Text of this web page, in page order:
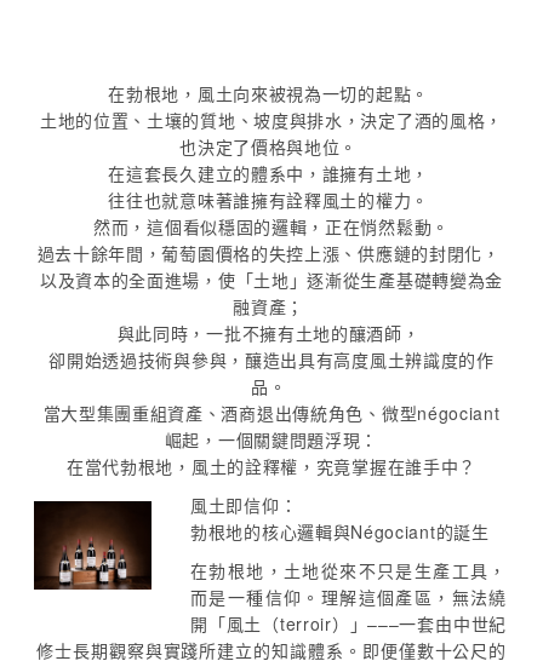
在勃根地，風土向來被視為一切的起點。
土地的位置、土壤的質地、坡度與排水，決定了酒的風格，
也決定了價格與地位。
在這套長久建立的體系中，誰擁有土地，
往往也就意味著誰擁有詮釋風土的權力。
然而，這個看似穩固的邏輯，正在悄然鬆動。
過去十餘年間，葡萄園價格的失控上漲、供應鏈的封閉化，
以及資本的全面進場，使「土地」逐漸從生產基礎轉變為金
融資產；
與此同時，一批不擁有土地的釀酒師，
卻開始透過技術與參與，釀造出具有高度風土辨識度的作
品。
當大型集團重組資產、酒商退出傳統角色、微型négociant
崛起，一個關鍵問題浮現：
在當代勃根地，風土的詮釋權，究竟掌握在誰手中？
風土即信仰：
勃根地的核心邏輯與Négociant的誕生
在勃根地，土地從來不只是生產工具，
而是一種信仰。理解這個產區，無法繞
開「風土（terroir）」–––一套由中世紀
修士長期觀察與實踐所建立的知識體系。即便僅數十公尺的